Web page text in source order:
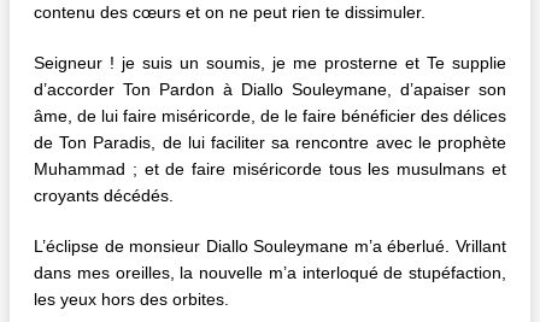
contenu des cœurs et on ne peut rien te dissimuler.
Seigneur ! je suis un soumis, je me prosterne et Te supplie
d’accorder Ton Pardon à Diallo Souleymane, d’apaiser son
âme, de lui faire miséricorde, de le faire bénéficier des délices
de Ton Paradis, de lui faciliter sa rencontre avec le prophète
Muhammad ; et de faire miséricorde tous les musulmans et
croyants décédés.
L’éclipse de monsieur Diallo Souleymane m’a éberlué. Vrillant
dans mes oreilles, la nouvelle m’a interloqué de stupéfaction,
les yeux hors des orbites.